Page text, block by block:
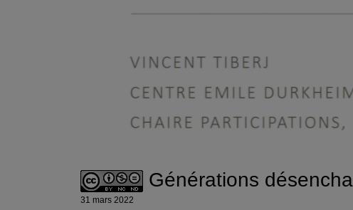
Générations
31 mars 2022